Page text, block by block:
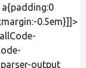
0.5em}]]>
output